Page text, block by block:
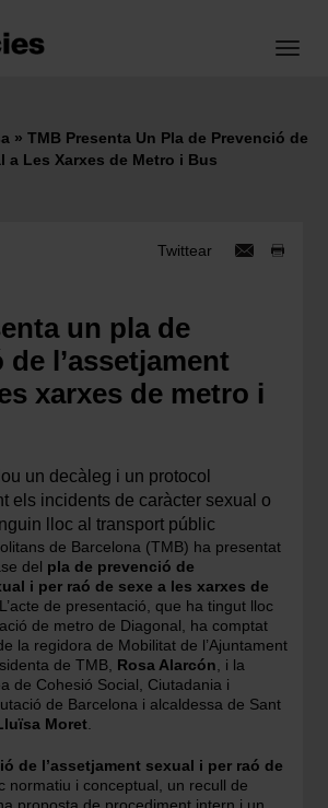
TMB Presenta Un Pla de Prevenció de
a Les Xarxes de Metro i Bus
Twittear
un pla de
l’assetjament
xarxes de metro i
un decàleg i un protocol
els incidents de caràcter sexual o
lloc al transport públic
de Barcelona (TMB) ha presentat
del pla de prevenció de
i per raó de sexe a les xarxes de
. L’acte de presentació, que ha tingut lloc
de metro de Diagonal, ha comptat
la regidora de Mobilitat de l’Ajuntament
de TMB, Rosa Alarcón , i la
de Cohesió Social, Ciutadania i
de Barcelona i alcaldessa de Sant
Moret
de l’assetjament sexual i per raó de
normatiu i conceptual, un recull de